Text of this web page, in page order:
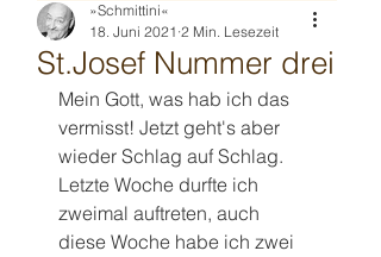
St.Josef Nummer drei
»Schmittini«
18. Juni 2021 2 Min. Lesezeit
Mein Gott, was hab ich das
vermisst! Jetzt geht's aber
wieder Schlag auf Schlag.
Letzte Woche durfte ich
zweimal auftreten, auch
diese Woche habe ich zwei